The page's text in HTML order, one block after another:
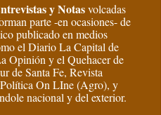
y Notasvolcadas
parte -en ocasiones- de
publicado en medios
el Diario La Capital de
Opinión y el Quehacer de
de Santa Fe, Revista
On LIne (Agro), y
nacional y del exterior.